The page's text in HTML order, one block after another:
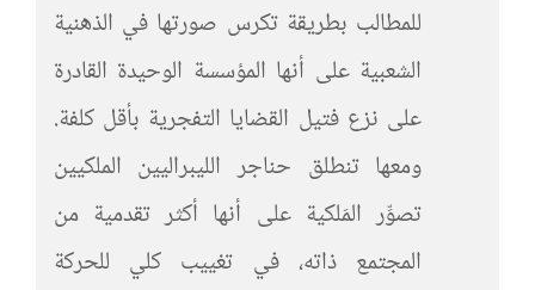
للمطالب بطريقة تكرس صورتها في الذهنية
الشعبية على أنها المؤسسة الوحيدة القادرة
على نزع فتيل القضايا التفجرية بأقل كلفة.
ومعها تنطلق حناجر الليبراليين الملكيين
تصوِّر المَلكية على أنها أكثر تقدمية من
المجتمع ذاته، في تغييب كلي للحركة